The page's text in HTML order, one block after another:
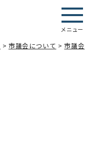
メニュー
>市議会について >市議会